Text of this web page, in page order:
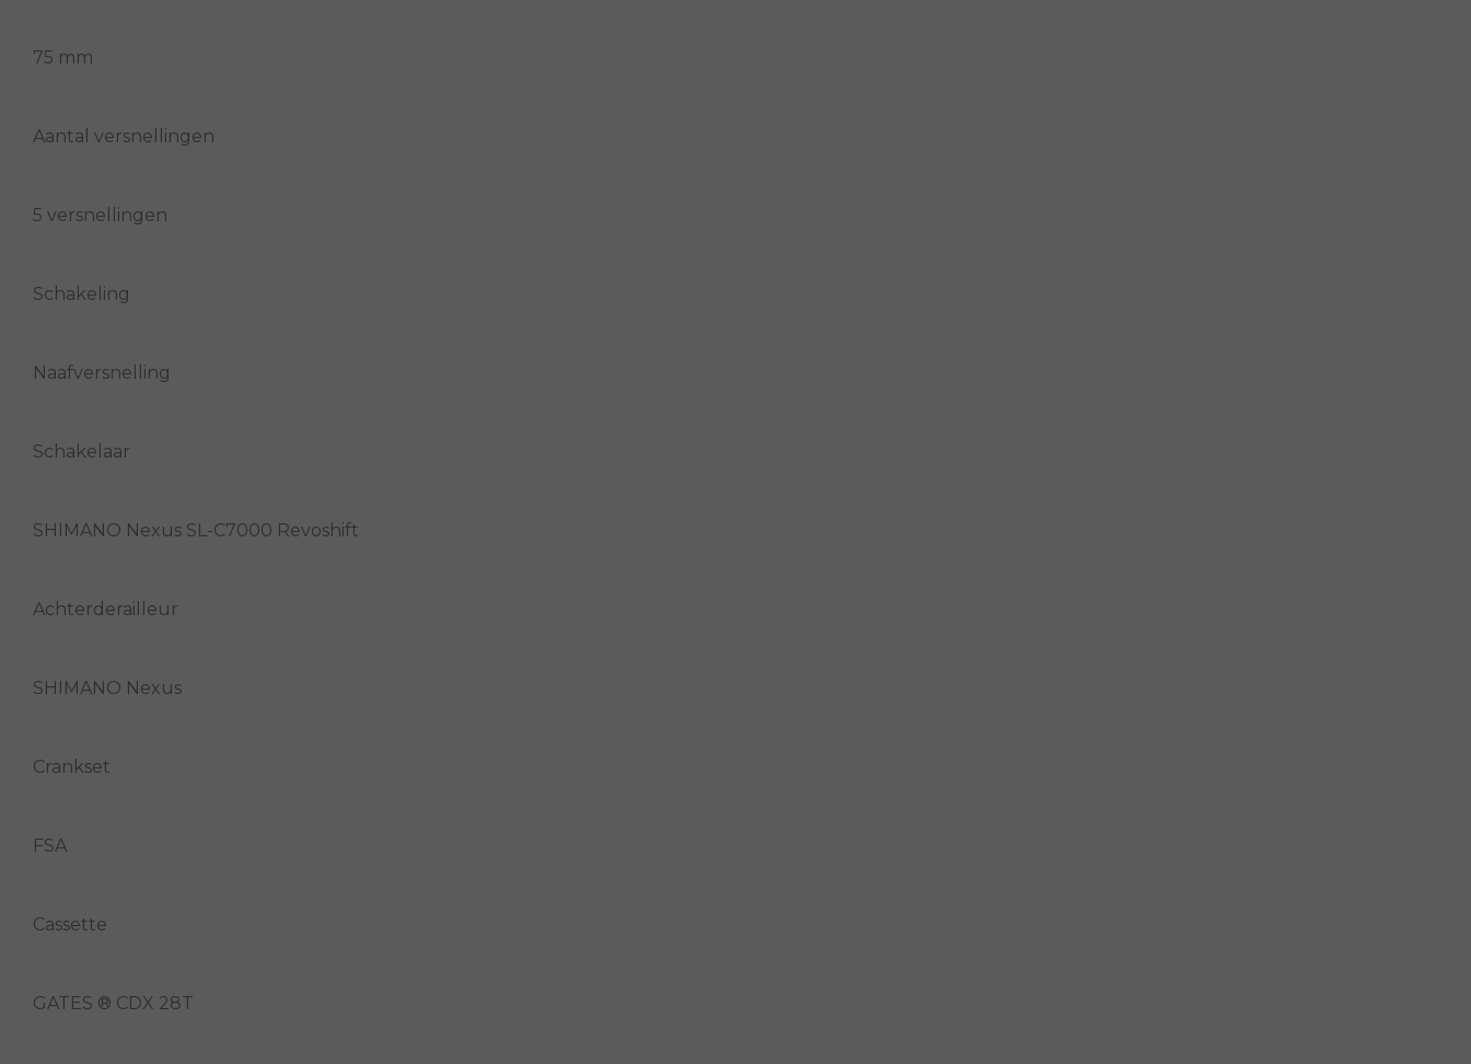
75 mm
Aantal versnellingen
5 versnellingen
Schakeling
Naafversnelling
Schakelaar
SHIMANO Nexus SL-C7000 Revoshift
Achterderailleur
SHIMANO Nexus
Crankset
FSA
Cassette
GATES ® CDX 28T